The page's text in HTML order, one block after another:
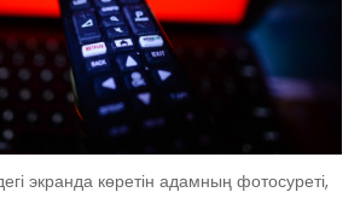
экранда көретін адамның фотосуреті,